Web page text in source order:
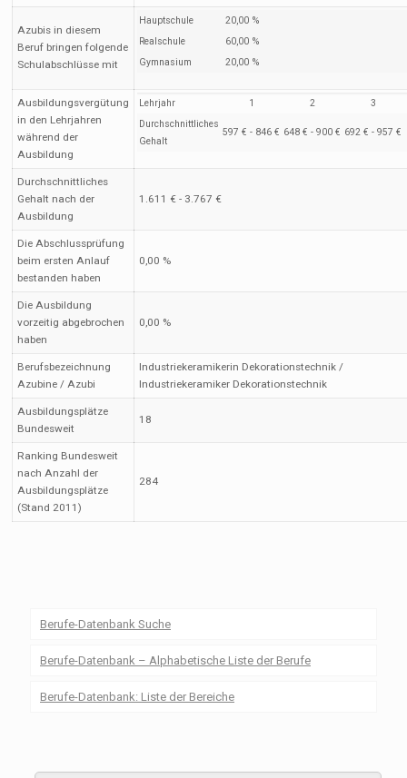
Azubis in diesem
Beruf bringen folgende
Schulabschlüsse mit
Hauptschule
20,00 %
Realschule
60,00 %
Gymnasium
20,00 %
Ausbildungsvergütung
in den Lehrjahren
während der
Ausbildung
Lehrjahr 1 2 3
Durchschnittliches
Gehalt
597 € - 846 € 648 € - 900 € 692 € - 957 €
Durchschnittliches
Gehalt nach der
Ausbildung
1.611 € - 3.767 €
Die Abschlussprüfung
beim ersten Anlauf
bestanden haben
0,00 %
Die Ausbildung
vorzeitig abgebrochen
haben
0,00 %
Berufsbezeichnung
Azubine / Azubi
Industriekeramikerin Dekorationstechnik /
Industriekeramiker Dekorationstechnik
Ausbildungsplätze
Bundesweit
18
Ranking Bundesweit
nach Anzahl der
Ausbildungsplätze
(Stand 2011)
284
Berufe-Datenbank Suche
Berufe-Datenbank – Alphabetische Liste der Berufe
Berufe-Datenbank: Liste der Bereiche